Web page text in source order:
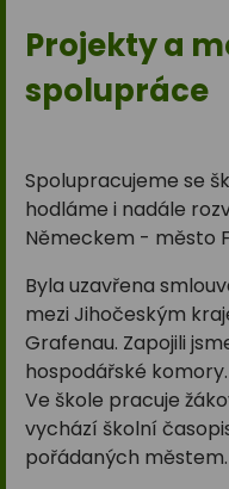
Projekty a
spolupráce
Spolupracujeme se
hodláme i nadále
Německem - město
Byla uzavřena
mezi Jihočeským
Grafenau. Zapojili
hospodářské komory.
Ve škole pracuje
vychází školní
pořádaných městem.